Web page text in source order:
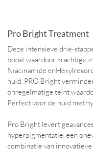
Pro Bright Treatment
Deze intensieve drie-
boost waardoor krachtige
Niacinamide
huid. PRO Bright
onregelmatige teint
Perfect voor de huid met
Pro Bright levert
hyperpigmentatie, een
combinatie van